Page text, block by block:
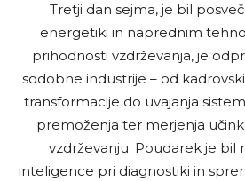
Tretji dan sejma, je bil
energetiki in naprednim
prihodnosti vzdrževanja, je
sodobne industrije – od
transformacije do uvajanja
premoženja ter merjenja
vzdrževanju. Poudarek je bil
inteligence pri diagnostiki in